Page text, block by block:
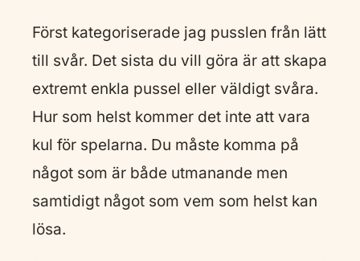
Först kategoriserade jag pusslen från lätt
till svår. Det sista du vill göra är att skapa
extremt enkla pussel eller väldigt svåra.
Hur som helst kommer det inte att vara
kul för spelarna. Du måste komma på
något som är både utmanande men
samtidigt något som vem som helst kan
lösa.